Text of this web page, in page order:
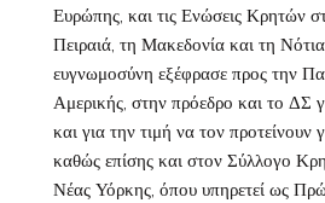
Ευρώπης, και τις Ενώσεις Κρητών
Πειραιά, τη Μακεδονία και τη
ευγνωμοσύνη εξέφρασε προς την
Αμερικής, στην πρόεδρο και το ΔΣ
και για την τιμή να τον προτείνουν
καθώς επίσης και στον Σύλλογο
Νέας Υόρκης, όπου υπηρετεί ως